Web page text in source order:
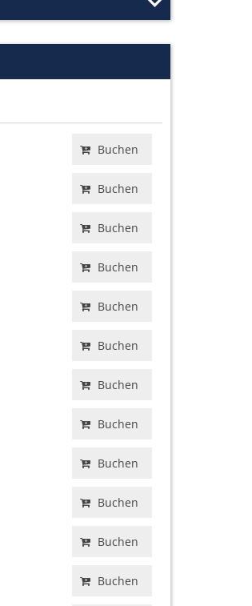
Buchen
Buchen
Buchen
Buchen
Buchen
Buchen
Buchen
Buchen
Buchen
Buchen
Buchen
Buchen